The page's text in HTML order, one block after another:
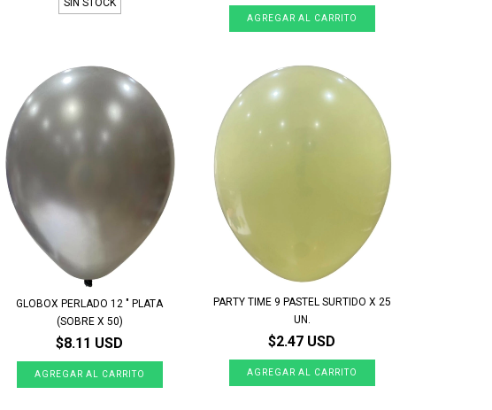
SIN STOCK
GLOBOX PERLADO 12 " PLATA
(SOBRE X 50)
$8.11 USD
PARTY TIME 9 PASTEL SURTIDO X 25
UN.
$2.47 USD